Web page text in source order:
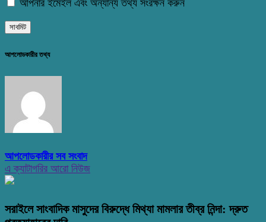
আপনার ইমেইল এবং অন্যান্য তথ্য সংরক্ষন করুন
আপলোডকারীর তথ্য
আপলোডকারীর সব সংবাদ
এ ক্যাটাগরির আরো নিউজ
সরাইলে সাংবাদিক মাসুদের বিরুদ্ধে মিথ্যা মামলার তীব্র নিন্দা: দ্রুত